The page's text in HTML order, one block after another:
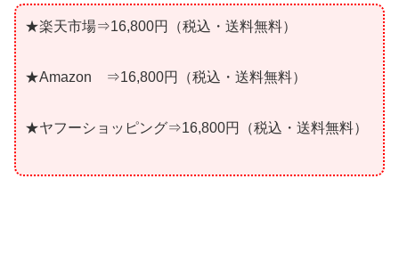
★楽天市場⇒16,800円（税込・送料無料）
★Amazon ⇒16,800円（税込・送料無料）
★ヤフーショッピング⇒16,800円（税込・送料無料）